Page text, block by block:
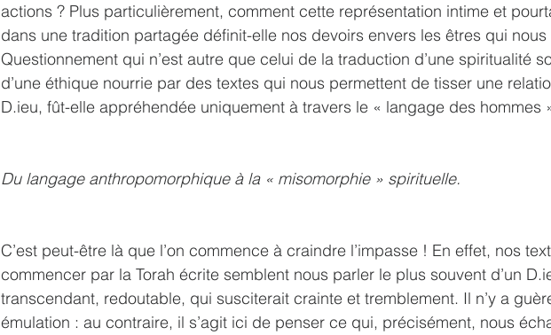
actions ? Plus particulièrement, comment cette représentation intime et
dans une tradition partagée définit-elle nos devoirs envers les êtres qui nous
Questionnement qui n’est autre que celui de la traduction d’une spiritualité
d’une éthique nourrie par des textes qui nous permettent de tisser une
D.ieu, fût-elle appréhendée uniquement à travers le « langage des hommes
Du langage anthropomorphique à la « misomorphie » spirituelle.
C’est peut-être là que l’on commence à craindre l’impasse ! En effet, nos
commencer par la Torah écrite semblent nous parler le plus souvent d’un
transcendant, redoutable, qui susciterait crainte et tremblement. Il n’y a
émulation : au contraire, il s’agit ici de penser ce qui, précisément, nous